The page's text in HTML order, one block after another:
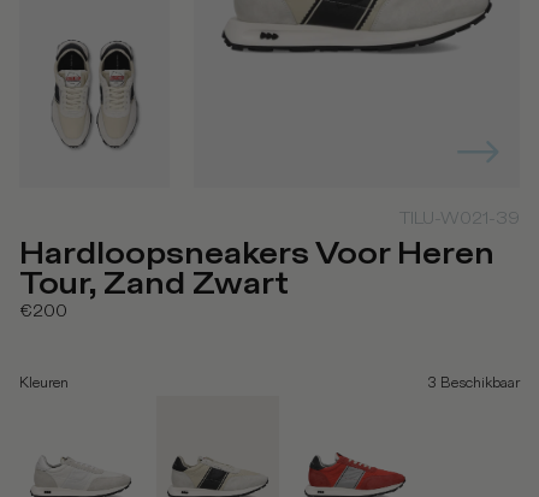
TILU-W021-39
Hardloopsneakers Voor Heren
Tour, Zand Zwart
€200
Kleuren 3 Beschikbaar